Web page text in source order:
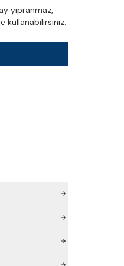
yıpranmaz,
kullanabilirsiniz.